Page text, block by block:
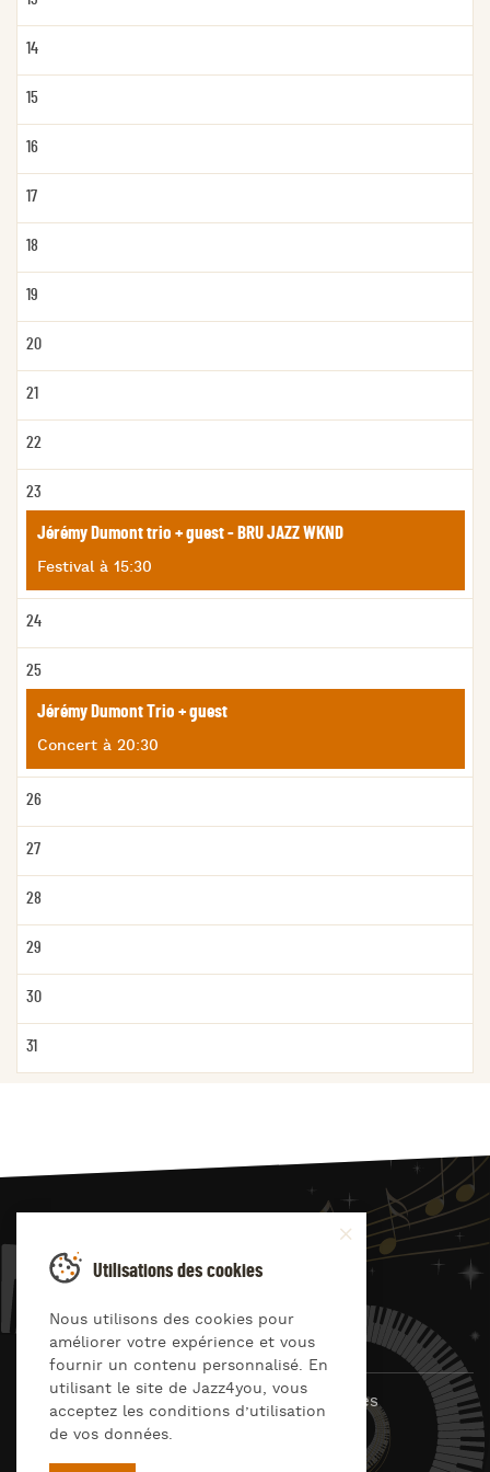
14
15
16
17
18
19
20
21
22
23
Jérémy Dumont trio + guest - BRU JAZZ WKND
Festival à 15:30
24
25
Jérémy Dumont Trio + guest
Concert à 20:30
26
27
28
29
30
31
JAZZ4
© Jazz4you 2019 – 2026 Tous droits réservés
Déclaration de confidentialité
RGPD & consentement
Utilisations des cookies
Nous utilisons des cookies pour
améliorer votre expérience et vous
fournir un contenu personnalisé. En
utilisant le site de Jazz4you, vous
acceptez les conditions d’utilisation
de vos données.